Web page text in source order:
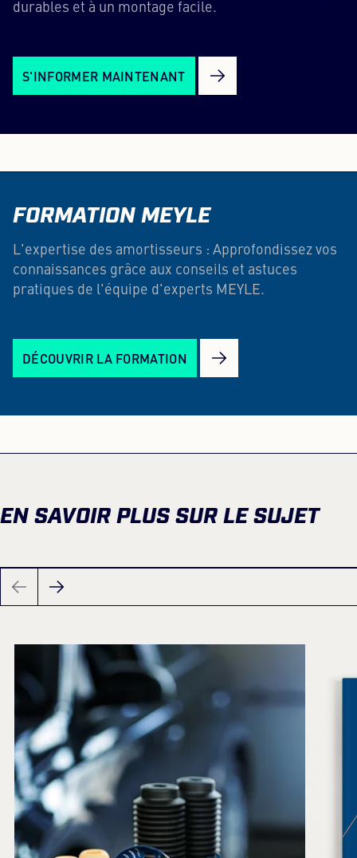
durables et à un montage facile.
S'INFORMER MAINTENANT
FORMATION MEYLE
L'expertise des amortisseurs : Approfondissez vos
connaissances grâce aux conseils et astuces
pratiques de l'équipe d'experts MEYLE.
DÉCOUVRIR LA FORMATION
EN SAVOIR PLUS SUR LE SUJET